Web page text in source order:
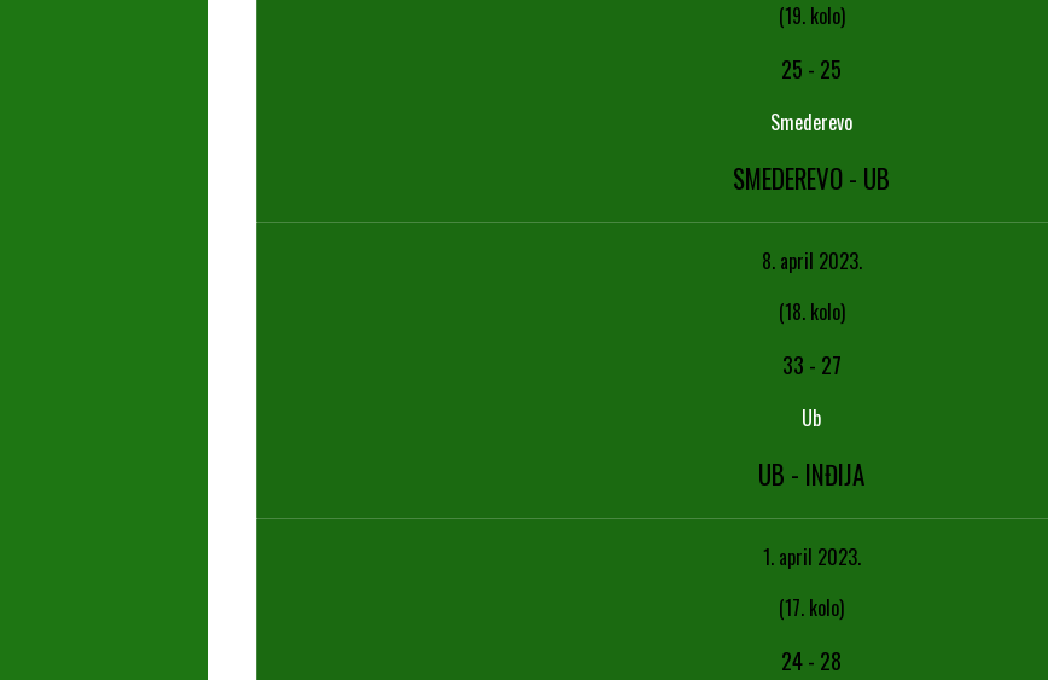
(19. kolo)
25 - 25
Smederevo
SMEDEREVO - UB
8. april 2023.
(18. kolo)
33 - 27
Ub
UB - INĐIJA
1. april 2023.
(17. kolo)
24- 28